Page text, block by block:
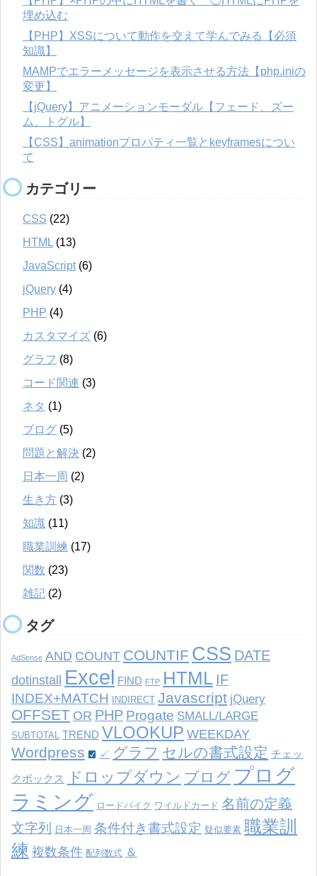
埋め込む
【PHP】XSSについて動作を交えて学んでみる【必須
知識】
MAMPでエラーメッセージを表示させる方法【php.iniの
変更】
【jQuery】アニメーションモーダル【フェード、ズー
ム、トグル】
【CSS】animationプロパティ一覧とkeyframesについ
て
カテゴリー
CSS (22)
HTML (13)
JavaScript(6)
jQuery (4)
PHP (4)
カスタマイズ (6)
グラフ (8)
コード関連 (3)
ネタ (1)
ブログ (5)
問題と解決 (2)
日本一周 (2)
生き方 (3)
知識 (11)
職業訓練 (17)
関数 (23)
雑記 (2)
タグ
AdSense AND COUNT COUNTIF CSS DATE
dotinstall Excel FIND FTP HTML IF
INDEX+MATCH INDIRECT Javascript jQuery
OFFSET OR PHP Progate SMALL/LARGE
SUBTOTAL TREND VLOOKUP WEEKDAY
Wordpress ✓ グラフ セルの書式設定 チェッ
クボックス ドロップダウン ブログ プログ
ラミング ロードバイク ワイルドカード 名前の定義
文字列 日本一周 条件付き書式設定 疑似要素 職業訓
練 複数条件 配列数式 ＆